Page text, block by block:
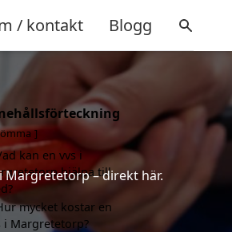
/ kontakt Blogg
Margretetorp – direkt här.
kan en vvs i
hjälpa till
mycket kostar en
i Margretetorp?